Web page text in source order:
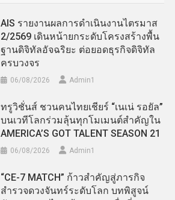
AIS รายงานผลการดำเนินงานไตรมาส
2/2569 เดินหน้ายกระดับโครงสร้างพื้น
ฐานดิจิทัลอัจฉริยะ ต่อยอดธุรกิจดิจิทัล
ครบวงจร
06/08/2026 Admin​1
ทรูวิชั่นส์ ชวนคนไทยเชียร์ “เนเน่ รอยัล”
บนเวทีโลกร่วมลุ้นทุกโมเมนต์สำคัญใน
AMERICA’S GOT TALENT SEASON 21
06/08/2026 Admin​1
“CE-7 MATCH” ก้าวสำคัญสู่ภารกิจ
สำรวจดวงจันทร์ระดับโลก บทพิสูจน์